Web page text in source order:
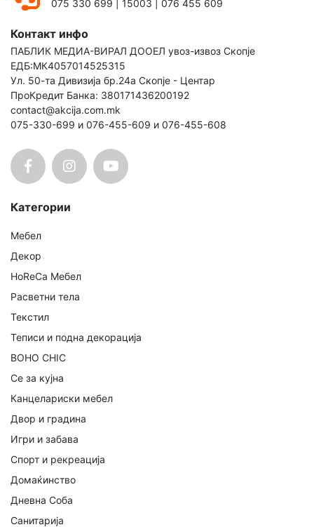
075 330 699
15003 076 455 609
Контакт инфо
ПАБЛИК МЕДИА-ВИРАЛ ДООЕЛ увоз-извоз Скопје
ЕДБ:МК4057014525315
Ул. 50-та Дивизија бр.24а Скопје - Центар
ПроКредит Банка: 380171436200192
contact@akcija.com.mk
075-330-699 и 076-455-609 и 076-455-608
Категории
Мебел
Декор
HoReCa Мебел
Расветни тела
Текстил
Теписи и подна декорација
BOHO CHIC
Се за кујна
Канцелариски мебел
Двор и градина
Игри и забава
Спорт и рекреација
Домаќинство
Дневна Соба
Санитарија